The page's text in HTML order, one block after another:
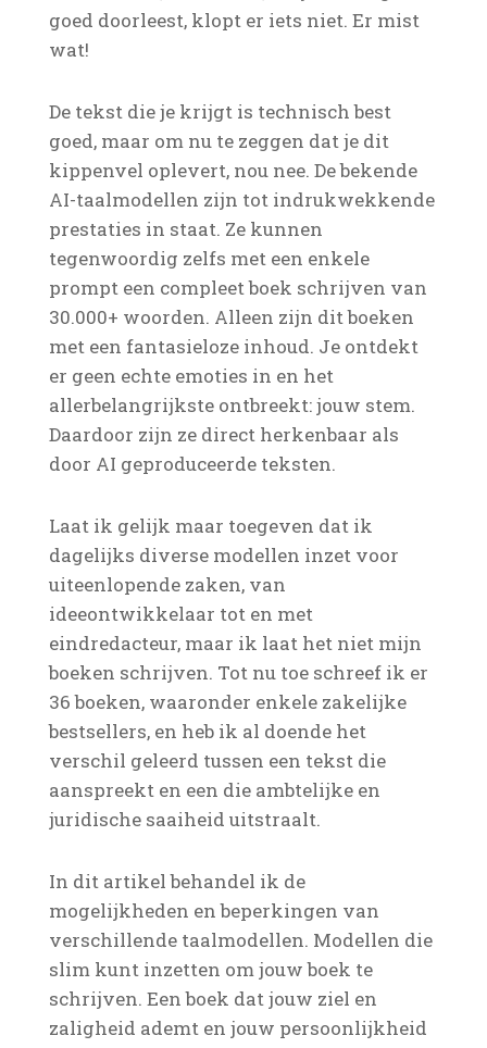
goed doorleest, klopt er iets niet. Er mist
wat!
De tekst die je krijgt is technisch best
goed, maar om nu te zeggen dat je dit
kippenvel oplevert, nou nee. De bekende
AI-taalmodellen zijn tot indrukwekkende
prestaties in staat. Ze kunnen
tegenwoordig zelfs met een enkele
prompt een compleet boek schrijven van
30.000+ woorden. Alleen zijn dit boeken
met een fantasieloze inhoud. Je ontdekt
er geen echte emoties in en het
allerbelangrijkste ontbreekt: jouw stem.
Daardoor zijn ze direct herkenbaar als
door AI geproduceerde teksten.
Laat ik gelijk maar toegeven dat ik
dagelijks diverse modellen inzet voor
uiteenlopende zaken, van
ideeontwikkelaar tot en met
eindredacteur, maar ik laat het niet mijn
boeken schrijven. Tot nu toe schreef ik er
36 boeken, waaronder enkele zakelijke
bestsellers, en heb ik al doende het
verschil geleerd tussen een tekst die
aanspreekt en een die ambtelijke en
juridische saaiheid uitstraalt.
In dit artikel behandel ik de
mogelijkheden en beperkingen van
verschillende taalmodellen. Modellen die
slim kunt inzetten om jouw boek te
schrijven. Een boek dat jouw ziel en
zaligheid ademt en jouw persoonlijkheid